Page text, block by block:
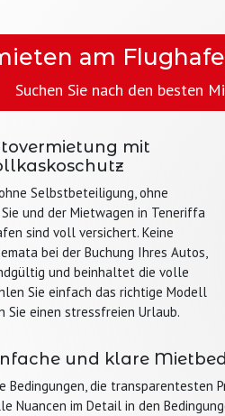
am
Suchen Sie nach den besten
mit
Selbstbeteiligung, ohne
und der Mietwagen in Teneriffa
sind voll versichert. Keine
bei der Buchung Ihres Autos,
und beinhaltet die volle
Sie einfach das richtige Modell
Sie einen stressfreien Urlaub.
und klare
Bedingungen, die transparentesten
Nuancen im Detail in den